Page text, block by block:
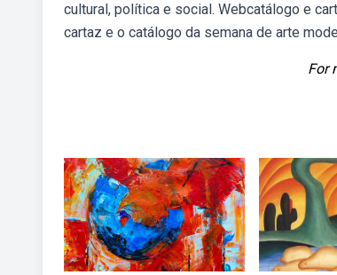
cultural, política e social. Webcatálogo e
cartaz e o catálogo da semana de arte
For